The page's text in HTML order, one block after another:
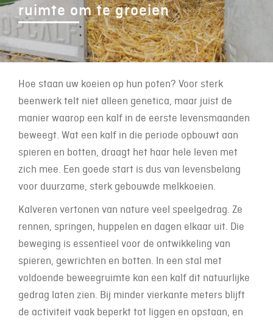
ruimte om te groeien
Hoe staan uw koeien op hun poten? Voor sterk
beenwerk telt niet alleen genetica, maar juist de
manier waarop een kalf in de eerste levensmaanden
beweegt. Wat een kalf in die periode opbouwt aan
spieren en botten, draagt het haar hele leven met
zich mee. Een goede start is dus van levensbelang
voor duurzame, sterk gebouwde melkkoeien.
Kalveren vertonen van nature veel speelgedrag. Ze
rennen, springen, huppelen en dagen elkaar uit. Die
beweging is essentieel voor de ontwikkeling van
spieren, gewrichten en botten. In een stal met
voldoende beweegruimte kan een kalf dit natuurlijke
gedrag laten zien. Bij minder vierkante meters blijft
de activiteit vaak beperkt tot liggen en opstaan, en